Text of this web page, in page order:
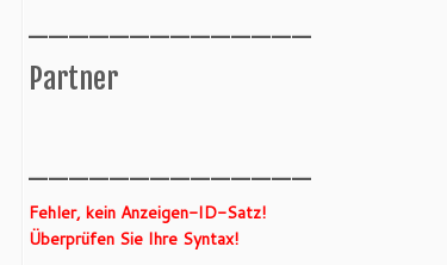
Partner
Fehler, kein Anzeigen-ID-Satz!
Überprüfen Sie Ihre Syntax!